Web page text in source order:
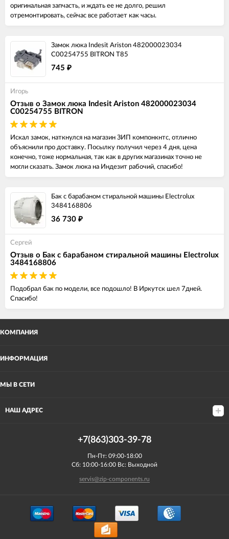
оригинальная запчасть, и ждать ее не долго, решил
отремонтировать, сейчас все работает как часы.
Замок люка Indesit Ariston 482000023034
C00254755 BITRON T85
745 ₽
Игорь
Отзыв о Замок люка Indesit Ariston 482000023034
C00254755 BITRON
Искал замок, наткнулся на магазин ЗИП компонкнтс, отлично
объяснили про доставку. Посылку получил через 4 дня, цена
конечно, тоже нормальная, так как в других магазинах точно не
могли сказать. Замок люка на Индезит рабочий, спасибо!
Бак с барабаном стиральной машины Electrolux
3484168806
36 730 ₽
Сергей
Отзыв о Бак с барабаном стиральной машины Electrolux
3484168806
Подобрал бак по модели, все подошло! В Иркутск шел 7дней.
Спасибо!
КОМПАНИЯ
ИНФОРМАЦИЯ
МЫ В СЕТИ
НАШ АДРЕС
+7(863)303-39-78
Пн-Пт: 09:00-18:00
Сб: 10:00-16:00 Вс: Выходной
servis@zip-components.ru